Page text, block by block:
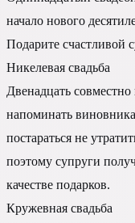
начало нового
Подарите счастливой
Никелевая свадьба
Двенадцать
напоминать
постараться не
поэтому супруги
качестве подарков.
Кружевная свадьба